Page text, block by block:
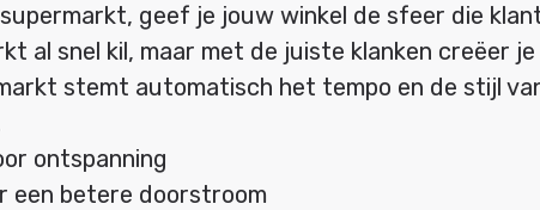
geef je jouw winkel de sfeer die
al snel kil, maar met de juiste klanken creëer
stemt automatisch het tempo en de stijl
ontspanning
een betere doorstroom